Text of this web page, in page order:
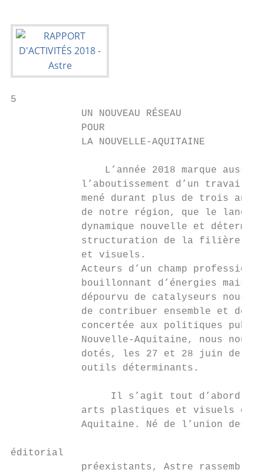
5
            UN NOUVEAU RÉSEAU
            POUR
            LA NOUVELLE-AQUITAINE
L’année 2018 marque aussi
l’aboutissement d’un travail
mené durant plus de trois ans
de notre région, que le
dynamique nouvelle et
structuration de la filière
et visuels.
Acteurs d’un champ
bouillonnant d’énergies mais
dépourvu de catalyseurs nous
de contribuer ensemble et de
concertée aux politiques
Nouvelle-Aquitaine, nous nous
dotés, les 27 et 28 juin
outils déterminants.
Il s’agit tout d’abord
arts plastiques et visuels en
Aquitaine. Né de l’union des
éditorial
préexistants, Astre rassemble